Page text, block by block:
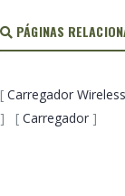
PÁGINAS
[ Carregador Wireless
] [ Carregador ]